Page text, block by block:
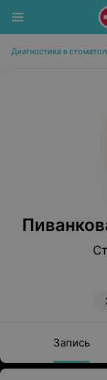
Диагностика в
Запись